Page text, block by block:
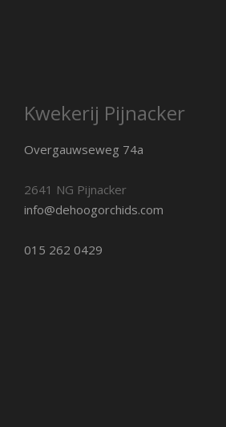
Kwekerij Pijnacker
Overgauwseweg 74a
2641 NG Pijnacker
info@dehoogorchids.com
015 262 0429